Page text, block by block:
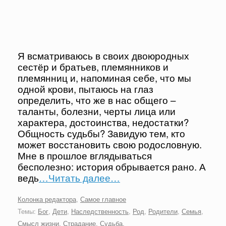
Я всматриваюсь в своих двоюродных
сестёр и братьев, племянников и
племянниц и, напоминая себе, что мы
одной крови, пытаюсь на глаз
определить, что же в нас общего –
таланты, болезни, черты лица или
характера, достоинства, недостатки?
Общность судьбы? Завидую тем, кто
может восстановить свою родословную.
Мне в прошлое вглядываться
бесполезно: история обрывается рано. А
ведь…Читать далее…
Колонка редактора, Самое главное
Темы: Бог, Дети, Наследственность, Род, Родители, Семья,
Смысл жизни, Страдание, Судьба.